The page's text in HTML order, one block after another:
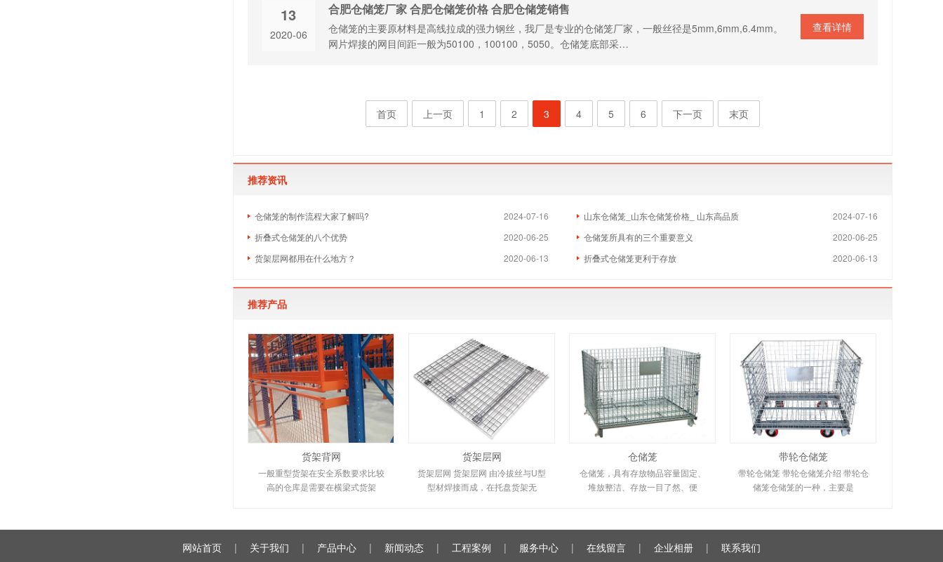
13
2020-06
合肥仓储笼厂家 合肥仓储笼价格 合肥仓储笼销售
仓储笼的主要原材料是高线拉成的强力钢丝，我厂是专业的仓储笼厂家，一般丝径是5mm,6mm,6.4mm。
网片焊接的网目间距一般为50100，100100，5050。仓储笼底部采…
查看详情
首页 上一页 1 2 3 4 5 6 下一页 末页
推荐资讯
2024-07-16
仓储笼的制作流程大家了解吗? 2024-07-16
山东仓储笼_山东仓储笼价格_ 山东高品质
2020-06-25
折叠式仓储笼的八个优势 2020-06-25
仓储笼所具有的三个重要意义
2020-06-13
货架层网都用在什么地方？ 2020-06-13
折叠式仓储笼更利于存放
推荐产品
货架背网
一般重型货架在安全系数要求比较
高的仓库是需要在横梁式货架
货架层网
货架层网 货架层网 由冷拔丝与U型
型材焊接而成，在托盘货架无
仓储笼
仓储笼，具有存放物品容量固定、
堆放整洁、存放一目了然、便
带轮仓储笼
带轮仓储笼 带轮仓储笼介绍 带轮仓
储笼仓储笼的一种，主要是
网站首页 | 关于我们 | 产品中心 | 新闻动态 | 工程案例 | 服务中心 | 在线留言 | 企业相册 | 联系我们